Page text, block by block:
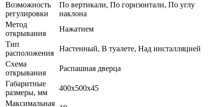
Возможность
регулировки
По вертикали, По горизонтали, По углу
наклона
Метод
открывания
Нажатием
Тип
расположения
Настенный, В туалете, Над инсталляцией
Схема
открывания
Распашная дверца
Габаритные
размеры, мм
400x500x45
Максимальная